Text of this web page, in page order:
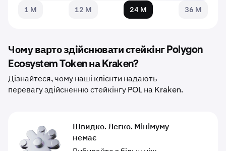
1 M 12 M 24 M 36 M
Чому варто здійснювати стейкінг Polygon
Ecosystem Token на Kraken?
Дізнайтеся, чому наші клієнти надають
перевагу здійсненню стейкінгу POL на Kraken.
Швидко. Легко. Мінімуму
немає